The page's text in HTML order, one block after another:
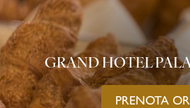
GRAND HOTEL
PRENOTA